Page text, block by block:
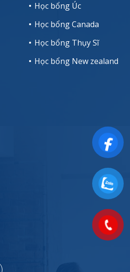
Học bổng Úc
Học bổng Canada
Học bổng Thụy Sĩ
Học bổng New zealand